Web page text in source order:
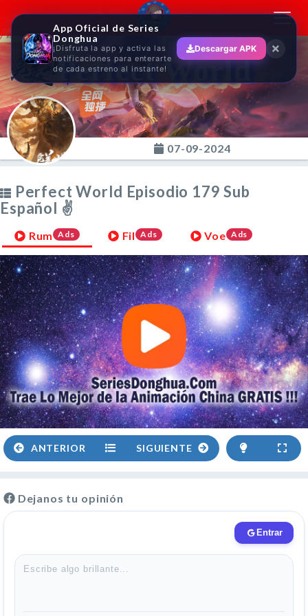
Perfect World
07-09-2024
Perfect World Episodio 179 Sub
Español ✌
Rum Ads Fil Ads Voe Ads
ANTERIOR SIGUIENTE
Dejanos tu opinión
App Oficial de Series
Donghua
¡Disfruta la app y activa las
notificaciones para enterarte
de cada estreno al instante!
Descargar APK